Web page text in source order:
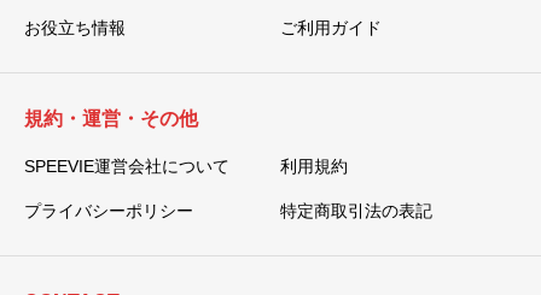
お役立ち情報 ご利用ガイド
規約・運営・その他
SPEEVIE運営会社について 利用規約
プライバシーポリシー 特定商取引法の表記